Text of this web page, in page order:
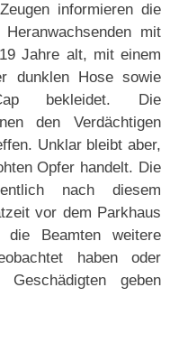
informieren die
mit
Jahre alt, mit einem
dunklen Hose sowie
bekleidet. Die
den Verdächtigen
Unklar bleibt aber,
Opfer handelt. Die
nach diesem
vor dem Parkhaus
Beamten weitere
haben oder
geben